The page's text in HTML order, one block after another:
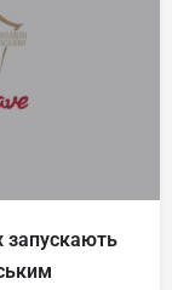
запускають